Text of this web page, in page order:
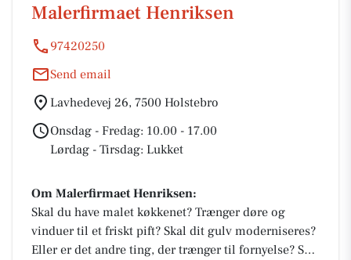
Malerfirmaet Henriksen
97420250
Send email
Lavhedevej 26, 7500 Holstebro
Onsdag - Fredag: 10.00 - 17.00
Lørdag - Tirsdag: Lukket
Om Malerfirmaet Henriksen:
Skal du have malet køkkenet? Trænger døre og
vinduer til et friskt pift? Skal dit gulv moderniseres?
Eller er det andre ting, der trænger til fornyelse? Så